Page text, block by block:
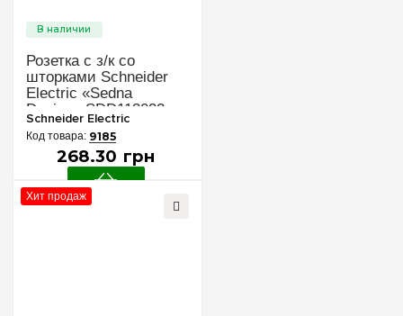
Розетка с з/к со
шторками Schneider
Electric «Sedna
Design» SDD113022
(цвет - алюминий)
Schneider Electric
9185
268.30 грн
Хит продаж